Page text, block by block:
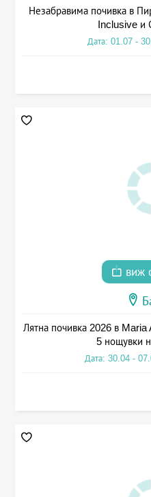
Незабравима почивка в
Inclusive и
Дата: 01.07 -
виж
Лятна почивка 2026 в
5 нощувки
Дата: 30.04 -